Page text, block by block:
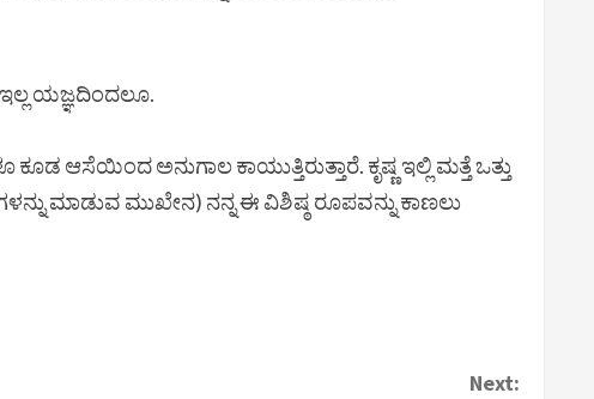
ಇಲ್ಲ ಯಜ್ಞದಿಂದಲೂ.
ಅನುಗಾಲ ಕಾಯುತ್ತಿರುತ್ತಾರೆ. ಕೃಷ್ಣ ಇಲ್ಲಿ ಮತ್ತೆ ಒತ್ತು
ಮಾಡುವ ಮುಖೇನ) ನನ್ನ ಈ ವಿಶಿಷ್ಠ ರೂಪವನ್ನು ಕಾಣಲು
Next: